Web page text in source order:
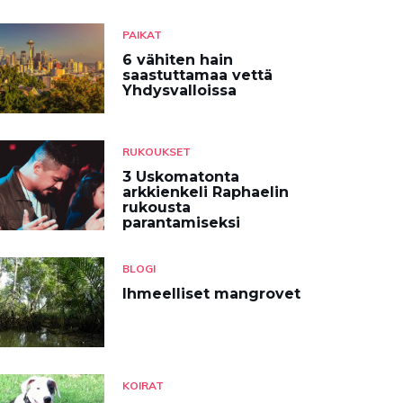
PAIKAT
6 vähiten hain
saastuttamaa vettä
Yhdysvalloissa
RUKOUKSET
3 Uskomatonta
arkkienkeli Raphaelin
rukousta
parantamiseksi
BLOGI
Ihmeelliset mangrovet
KOIRAT